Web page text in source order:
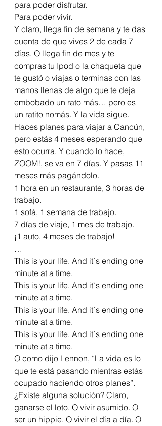
para poder disfrutar.
Para poder vivir.
Y claro, llega fin de semana y te das
cuenta de que vives 2 de cada 7
días. O llega fin de mes y te
compras tu Ipod o la chaqueta que
te gustó o viajas o terminas con las
manos llenas de algo que te deja
embobado un rato más… pero es
un ratito nomás. Y la vida sigue.
Haces planes para viajar a Cancún,
pero estás 4 meses esperando que
esto ocurra. Y cuando lo hace,
ZOOM!, se va en 7 días. Y pasas 11
meses más pagándolo.
1 hora en un restaurante, 3 horas de
trabajo.
1 sofá, 1 semana de trabajo.
7 días de viaje, 1 mes de trabajo.
¡1 auto, 4 meses de trabajo!
…
This is your life. And it`s ending one
minute at a time.
This is your life. And it`s ending one
minute at a time.
This is your life. And it`s ending one
minute at a time.
This is your life. And it`s ending one
minute at a time.
O como dijo Lennon, “La vida es lo
que te está pasando mientras estás
ocupado haciendo otros planes”.
¿Existe alguna solución? Claro,
ganarse el loto. O vivir asumido. O
ser un hippie. O vivir el día a día. O